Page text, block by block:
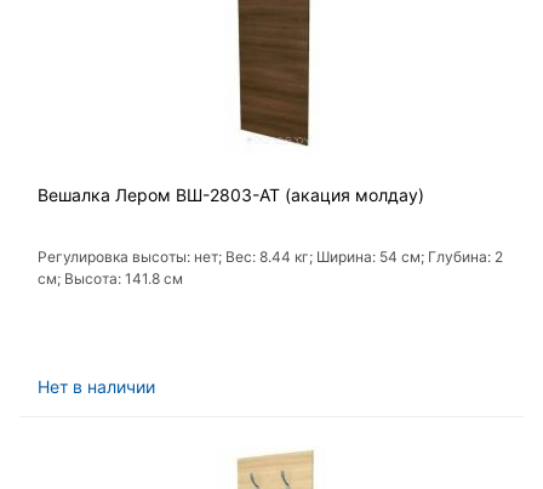
Вешалка Лером ВШ-2803-АТ (акация молдау)
Регулировка высоты: нет; Вес: 8.44 кг; Ширина: 54 см; Глубина: 2
см; Высота: 141.8 см
Нет в наличии